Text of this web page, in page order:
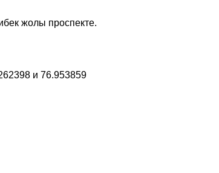
жолы проспекте.
и 76.953859